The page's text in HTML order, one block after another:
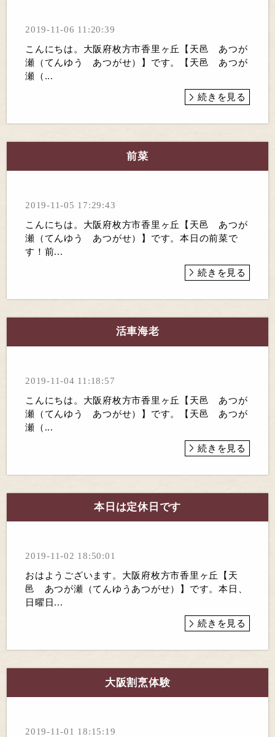
2019-11-06 11:20:39
こんにちは。大阪府枚方市香里ヶ丘【天邑 あつが
瀬（てんゆう あつがせ）】です。【天邑 あつが
瀬（...
続きを見る
前菜
2019-11-05 17:29:43
こんにちは。大阪府枚方市香里ヶ丘【天邑 あつが
瀬（てんゆう あつがせ）】です。本日の前菜で
す！前...
続きを見る
活車海老
2019-11-04 11:18:57
こんにちは。大阪府枚方市香里ヶ丘【天邑 あつが
瀬（てんゆう あつがせ）】です。【天邑 あつが
瀬（...
続きを見る
本日は定休日です
2019-11-02 18:50:01
おはようございます。大阪府枚方市香里ヶ丘【天
邑 あつが瀬（てんゆうあつがせ）】です。本日、
日曜日...
続きを見る
大阪割烹体験
2019-11-01 18:15:19